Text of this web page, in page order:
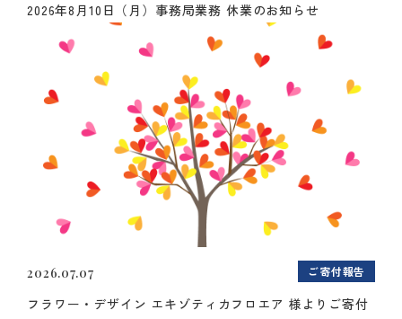
2026年8月10日（月）事務局業務 休業のお知らせ
2026.07.07 ご寄付報告
フラワー・デザイン エキゾティカフロエア 様よりご寄付